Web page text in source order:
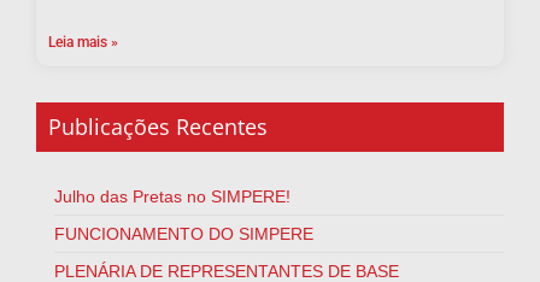
Leia mais »
Publicações Recentes
Julho das Pretas no SIMPERE!
FUNCIONAMENTO DO SIMPERE
PLENÁRIA DE REPRESENTANTES DE BASE